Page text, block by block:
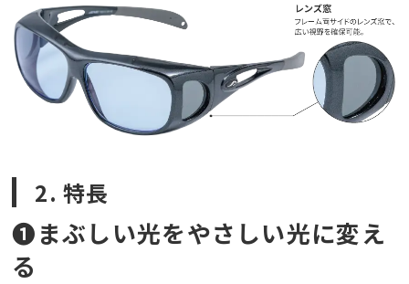
2. 特長
❶まぶしい光をやさしい光に変え
る